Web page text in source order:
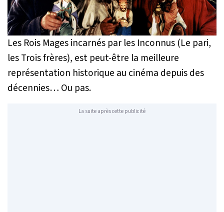
Les Rois Mages incarnés par les Inconnus (Le pari,
les Trois frères), est peut-être la meilleure
représentation historique au cinéma depuis des
décennies… Ou pas.
La suite après cette publicité